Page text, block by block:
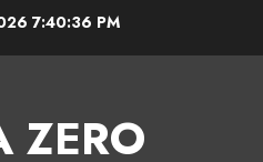
7:40:37 PM
ZERO